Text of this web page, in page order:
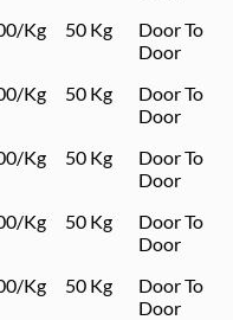
Kg 50 Kg
Door To
Door
Kg 50 Kg
Door To
Door
Kg 50 Kg
Door To
Door
Kg 50 Kg
Door To
Door
Kg 50 Kg
Door To
Door